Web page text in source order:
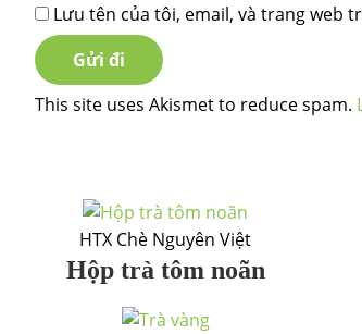
Lưu tên của tôi, email, và trang web
This site uses Akismet to reduce spam.
HTX Chè Nguyên Việt
Hộp trà tôm noãn